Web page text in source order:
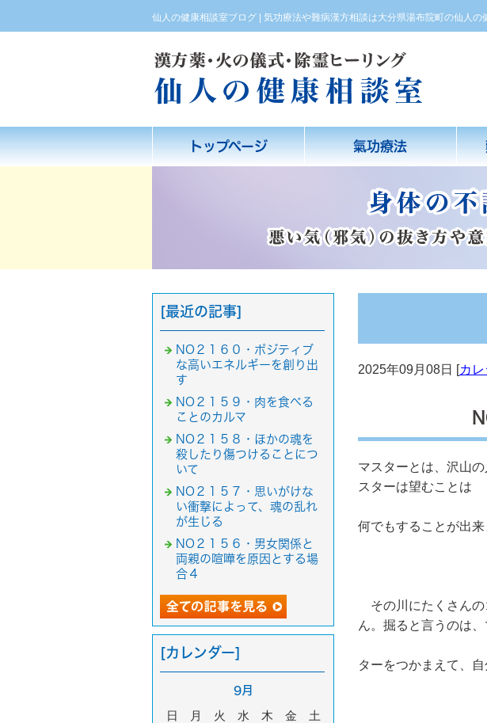
仙人の健康相談室ブログ | 気功療法や難病漢方相談は大分県湯布院町の仙人の
トップページ 氣功療法
2025年09月08日 [カレ
マスターとは、沢山
スターは望むことは
何でもすることが出来
その川にたくさんの
ん。掘ると言うのは、
ターをつかまえて、
[最近の記事]
NO２１６０・ポジティブ
な高いエネルギーを創り出
す
NO２１５９・肉を食べる
ことのカルマ
NO２１５８・ほかの魂を
殺したり傷つけることにつ
いて
NO２１５７・思いがけな
い衝撃によって、魂の乱れ
が生じる
NO２１５６・男女関係と
両親の喧嘩を原因とする場
合４
[カレンダー]
9月
日 月 火 水 木 金
土